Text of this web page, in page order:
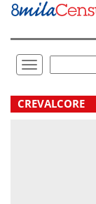
Vai
direttamente
Toggle
navigation
.
CREVALCORE